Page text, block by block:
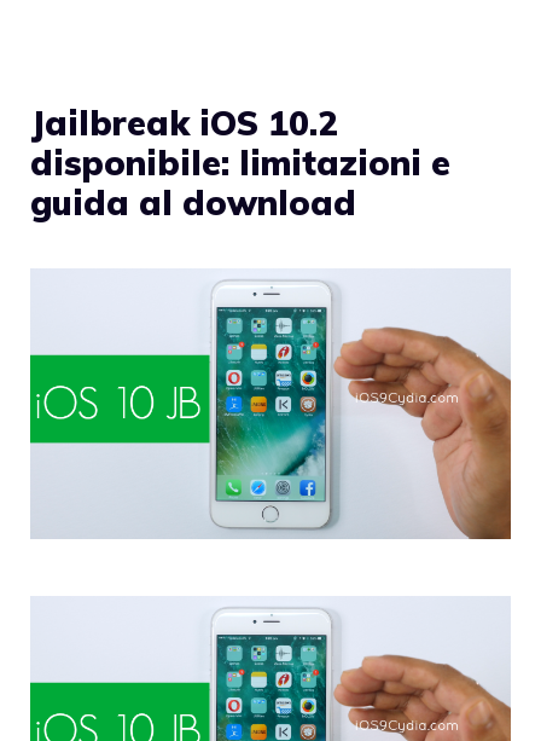
Jailbreak iOS 10.2
disponibile: limitazioni e
guida al download